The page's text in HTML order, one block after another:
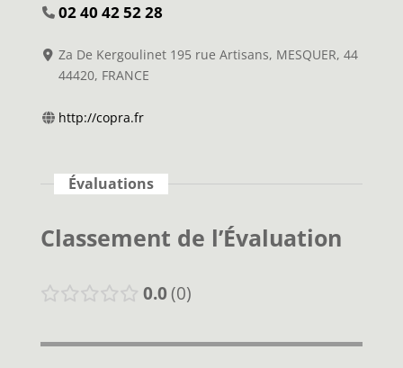
02 40 42 52 28
Za De Kergoulinet 195 rue Artisans, MESQUER, 44
44420, FRANCE
http://copra.fr
Évaluations
Classement de l’Évaluation
0.0 0